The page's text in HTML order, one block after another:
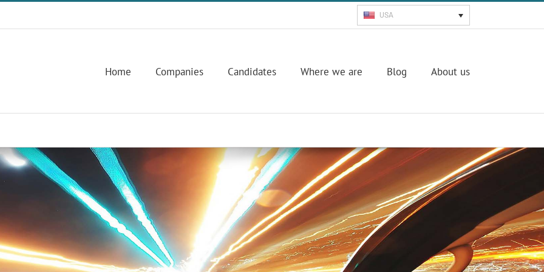
USA
Home Companies Candidates Where we are Blog About us